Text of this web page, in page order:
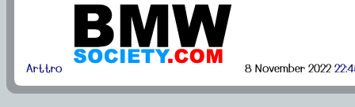
Arttro 8 November 2022